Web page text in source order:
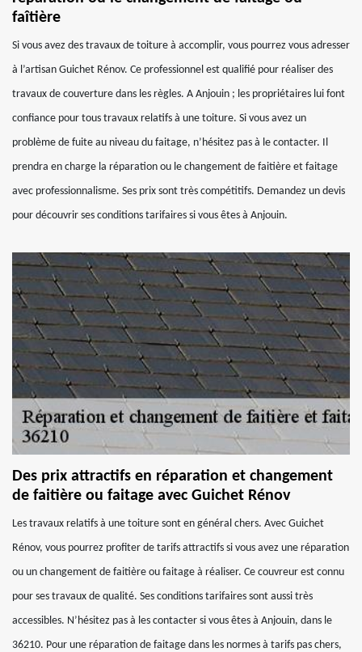
faîtière
Si vous avez des travaux de toiture à accomplir, vous pourrez vous adresser
à l’artisan Guichet Rénov. Ce professionnel est qualifié pour réaliser des
travaux de couverture dans les règles. A Anjouin ; les propriétaires lui font
confiance pour tous travaux relatifs à une toiture. Si vous avez un
problème de fuite au niveau du faitage, n’hésitez pas à le contacter. Il
prendra en charge la réparation ou le changement de faitière et faitage
avec professionnalisme. Ses prix sont très compétitifs. Demandez un devis
pour découvrir ses conditions tarifaires si vous êtes à Anjouin.
Des prix attractifs en réparation et changement
de faitière ou faitage avec Guichet Rénov
Les travaux relatifs à une toiture sont en général chers. Avec Guichet
Rénov, vous pourrez profiter de tarifs attractifs si vous avez une réparation
ou un changement de faitière ou faitage à réaliser. Ce couvreur est connu
pour ses travaux de qualité. Ses conditions tarifaires sont aussi très
accessibles. N’hésitez pas à les contacter si vous êtes à Anjouin, dans le
36210. Pour une réparation de faitage dans les normes à tarifs pas chers,